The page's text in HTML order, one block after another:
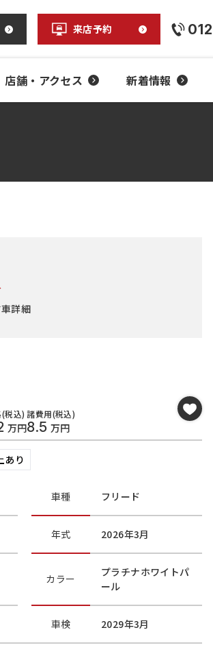
来店予約
店舗・アクセス 新着情報
詳細
税込)
万円
諸費用(税込)
8.5 万円
あり
車種 フリード
年式 2026年3月
カラー
プラチナホワイトパ
ール
車検 2029年3月